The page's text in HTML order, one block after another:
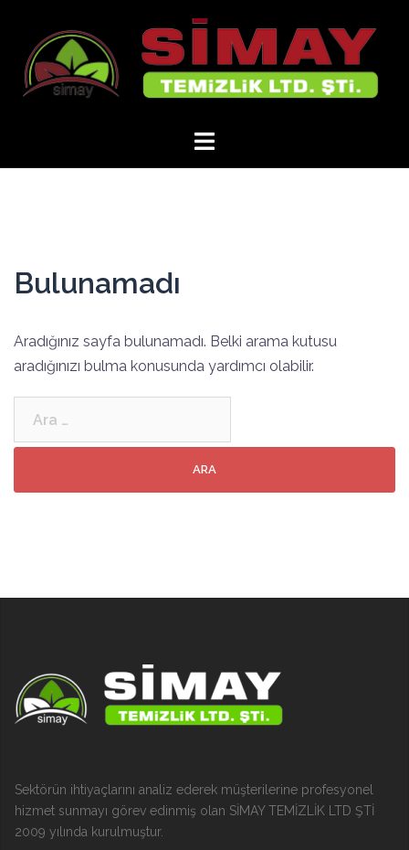
Bulunamadı
Aradığınız sayfa bulunamadı. Belki arama kutusu
aradığınızı bulma konusunda yardımcı olabilir.
Sektörün ihtiyaçlarını analiz ederek müşterilerine profesyonel
hizmet sunmayı görev edinmiş olan SİMAY TEMİZLİK LTD ŞTİ
2009 yılında kurulmuştur.